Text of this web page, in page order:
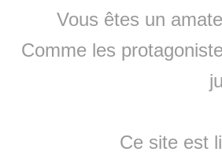
Vous êtes un
Comme les
Ce site est